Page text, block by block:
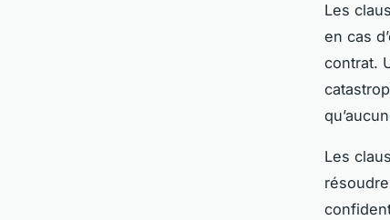
Les
en cas
contrat.
Les